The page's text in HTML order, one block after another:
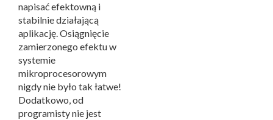
napisać efektowną i
stabilnie działającą
aplikację. Osiągnięcie
zamierzonego efektu w
systemie
mikroprocesorowym
nigdy nie było tak łatwe!
Dodatkowo, od
programisty nie jest